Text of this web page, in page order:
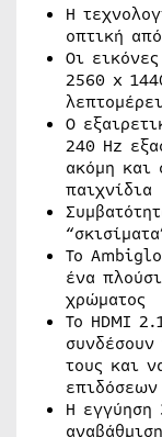
Η
οπτική
Οι
2560 x
Ο
240 Hz
ακόμη και
παιχνίδια
Το
ένα
χρώματος
Το HDMI
τους και
επιδόσεων
Η εγγύηση